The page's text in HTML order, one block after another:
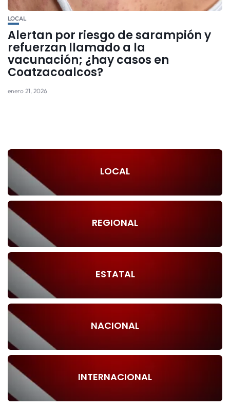
LOCAL
Alertan por riesgo de sarampión y
refuerzan llamado a la
vacunación; ¿hay casos en
Coatzacoalcos?
enero 21, 2026
LOCAL
REGIONAL
ESTATAL
NACIONAL
INTERNACIONAL